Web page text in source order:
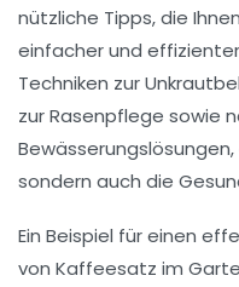
nützliche Tipps, die
einfacher und
Techniken zur
zurRasenpflege sowie
sondern auch die
Ein Beispiel für einen
von Kaffeesatz im